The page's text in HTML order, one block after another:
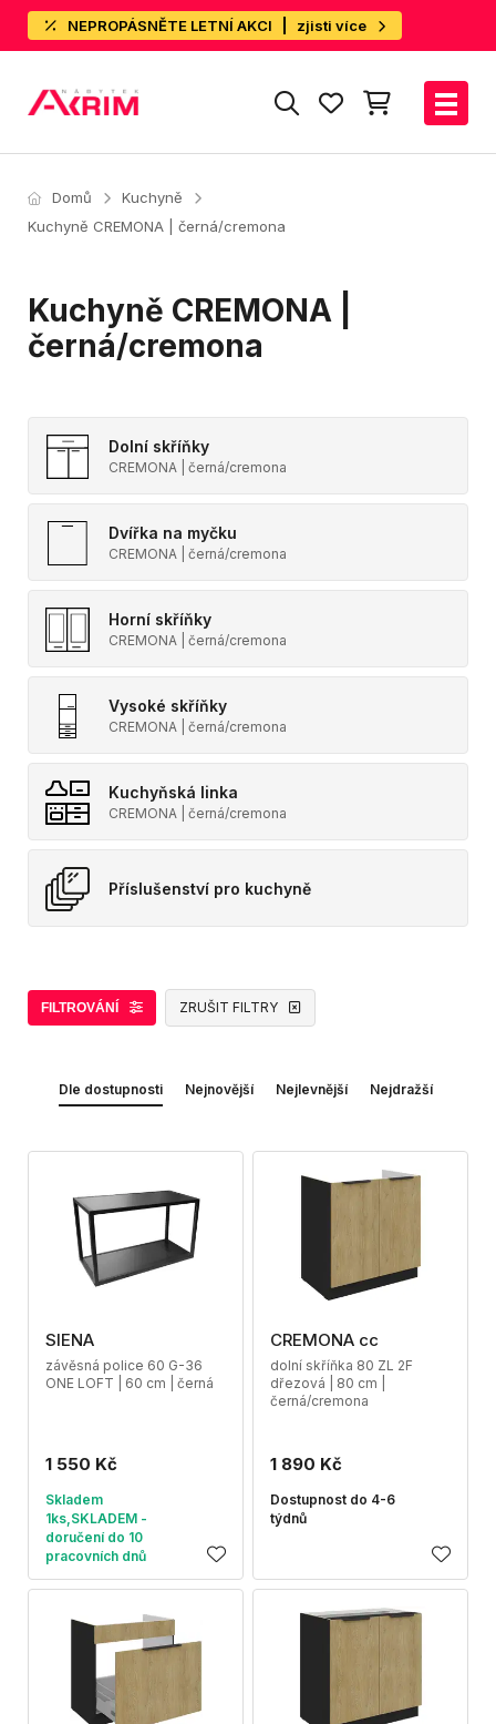
NEPROPÁSNĚTE LETNÍ AKCI zjisti více
Domů
Kuchyně
Kuchyně CREMONA | černá/cremona
Kuchyně CREMONA |
černá/cremona
Dolní skříňky
CREMONA | černá/cremona
Dvířka na myčku
CREMONA | černá/cremona
Horní skříňky
CREMONA | černá/cremona
Vysoké skříňky
CREMONA | černá/cremona
Kuchyňská linka
CREMONA | černá/cremona
Příslušenství pro kuchyně
FILTROVÁNÍ ZRUŠIT FILTRY
Dle dostupnosti Nejnovější Nejlevnější Nejdražší
SIENA
závěsná police 60 G-36
ONE LOFT | 60 cm | černá
1 550 Kč
Skladem
1ks,SKLADEM -
doručení do 10
pracovních dnů
CREMONA cc
dolní skříňka 80 ZL 2F
dřezová | 80 cm |
černá/cremona
1 890 Kč
Dostupnost do 4-6
týdnů